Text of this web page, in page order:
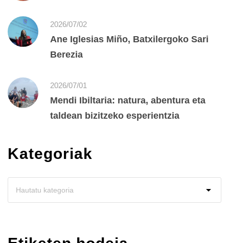
2026/07/02
Ane Iglesias Miño, Batxilergoko Sari
Berezia
2026/07/01
Mendi Ibiltaria: natura, abentura eta
taldean bizitzeko esperientzia
Kategoriak